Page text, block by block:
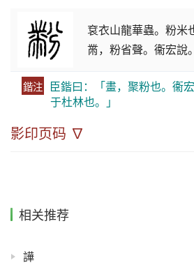
袞衣山龍華蟲。粉米
黹，粉省聲。衞宏說。
鍇注 臣鍇曰：「畫，聚粉也。衞
于杜林也。」
影印页码 ∇
相关推荐
譁